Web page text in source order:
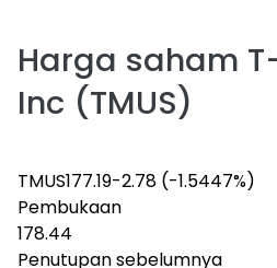
Harga saham
Inc (TMUS)
TMUS177.19-2.78 (-1.5447%)
Pembukaan
178.44
Penutupan sebelumnya